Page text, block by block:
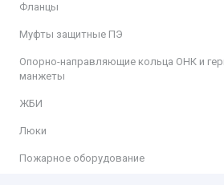
Фланцы
Муфты защитные ПЭ
Опорно-направляющие кольца ОНК и
манжеты
ЖБИ
Люки
Пожарное оборудование